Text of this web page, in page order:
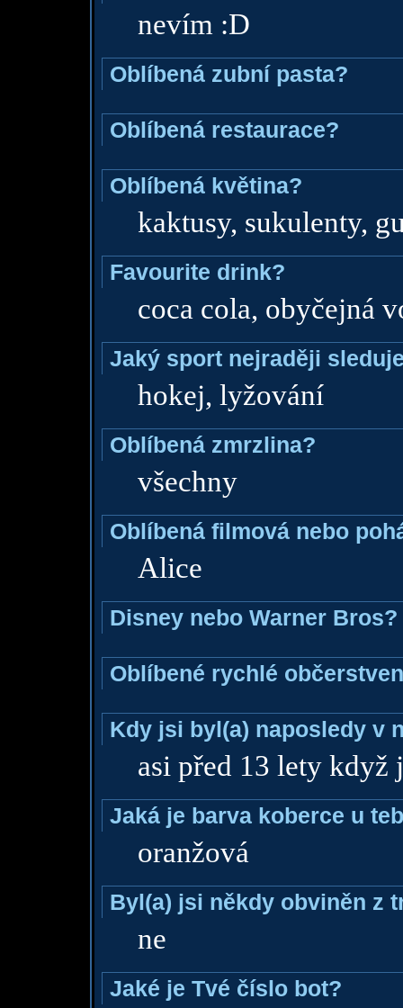
nevím :D
Oblíbená zubní pasta?
Oblíbená restaurace?
Oblíbená květina?
kaktusy, sukulenty,
Favourite drink?
coca cola, obyčejná
Jaký sport nejraději
hokej, lyžování
Oblíbená zmrzlina?
všechny
Oblíbená filmová nebo
Alice
Disney nebo Warner Bros?
Oblíbené rychlé
Kdy jsi byl(a) naposledy v
asi před 13 lety když
Jaká je barva koberce u
oranžová
Byl(a) jsi někdy obviněn z
ne
Jaké je Tvé číslo bot?